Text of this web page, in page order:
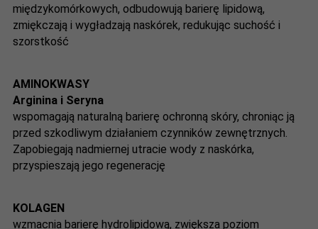
międzykomórkowych, odbudowują barierę lipidową,
zmiękczają i wygładzają naskórek, redukując suchość i
szorstkość
AMINOKWASY
Arginina i Seryna
wspomagają naturalną barierę ochronną skóry, chroniąc ją
przed szkodliwym działaniem czynników zewnętrznych.
Zapobiegają nadmiernej utracie wody z naskórka,
przyspieszają jego regenerację
KOLAGEN
wzmacnia barierę hydrolipidową, zwiększa poziom